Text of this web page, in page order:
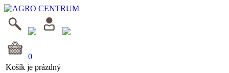
0
Košík je prázdný